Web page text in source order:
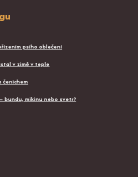
psího oblečení
v zimě v teple
čenichem
bundu, mikinu nebo svetr?